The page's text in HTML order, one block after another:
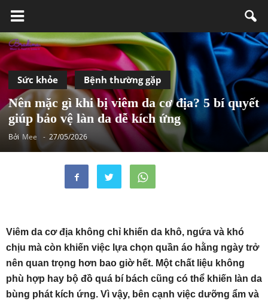
Sức khỏe Bệnh thường gặp
Nên mặc gì khi bị viêm da cơ địa? 5 bí quyết
giúp bảo vệ làn da dễ kích ứng
Bởi Mee - 27/05/2026
Viêm da cơ địa không chỉ khiến da khô, ngứa và khó
chịu mà còn khiến việc lựa chọn quần áo hằng ngày trở
nên quan trọng hơn bao giờ hết. Một chất liệu không
phù hợp hay bộ đồ quá bí bách cũng có thể khiến làn da
bùng phát kích ứng. Vì vậy, bên cạnh việc dưỡng ẩm và